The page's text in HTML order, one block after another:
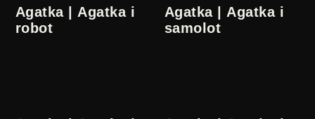
Agatka | Agatka i
robot
Agatka | Agatka i
samolot